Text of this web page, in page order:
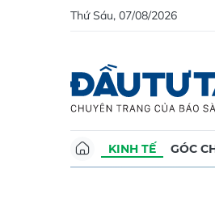
Thứ Sáu, 07/08/2026
KINH TẾ GÓC